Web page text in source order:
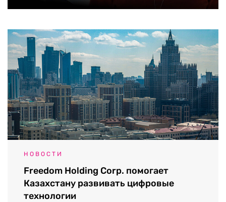
НОВОСТИ
Freedom Holding Corp. помогает
Казахстану развивать цифровые
технологии